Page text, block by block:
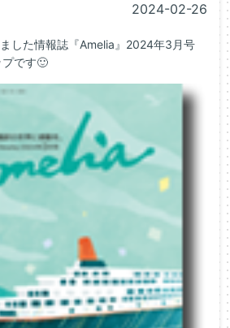
2024-02-26
した情報誌『Amelia』2024年3月号
です🙂